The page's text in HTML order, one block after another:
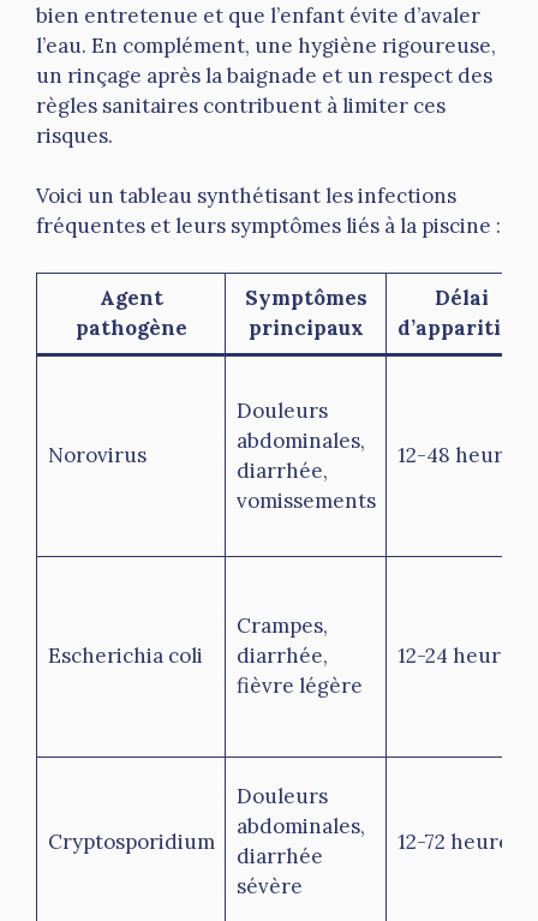
bien entretenue et que l’enfant évite d’avaler
l’eau. En complément, une hygiène rigoureuse,
un rinçage après la baignade et un respect des
règles sanitaires contribuent à limiter ces
risques.
Voici un tableau synthétisant les infections
fréquentes et leurs symptômes liés à la piscine :
Agent
pathogène
Symptômes
principaux
Délai
d’apparition
Norovirus
Douleurs
abdominales,
diarrhée,
vomissements
12-48 heures
Escherichia coli
Crampes,
diarrhée,
fièvre légère
12-24 heures
Cryptosporidium
Douleurs
abdominales,
diarrhée
sévère
12-72 heures